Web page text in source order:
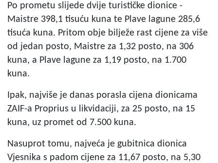
Po prometu slijede dvije turističke dionice -
Maistre 398,1 tisuću kuna te Plave lagune 285,6
tisuća kuna. Pritom obje bilježe rast cijene za više
od jedan posto, Maistre za 1,32 posto, na 306
kuna, a Plave lagune za 1,19 posto, na 1.700
kuna.
Ipak, najviše je danas porasla cijena dionicama
ZAIF-a Proprius u likvidaciji, za 25 posto, na 15
kuna, uz promet od 7.500 kuna.
Nasuprot tomu, najveća je gubitnica dionica
Vjesnika s padom cijene za 11,67 posto, na 5,30